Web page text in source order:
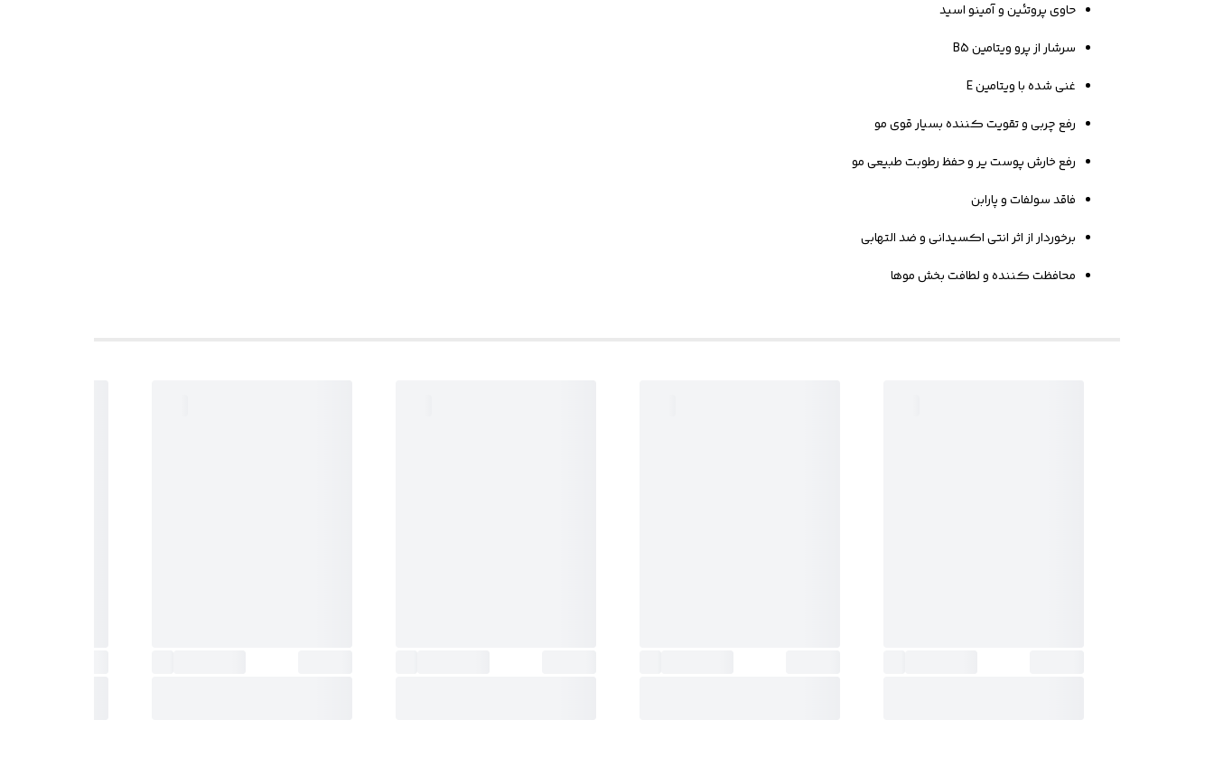
حاوی پروتئین و آمینو اسید
سرشار از پرو ویتامین B5
غنی شده با ویتامین E
رفع چربی و تقویت کننده بسیار قوی مو
رفع خارش پوست یر و حفظ رطوبت طبیعی مو
فاقد سولفات و پارابن
برخوردار از اثر انتی اکسیدانی و ضد التهابی
محافظت کننده و لطافت بخش موها